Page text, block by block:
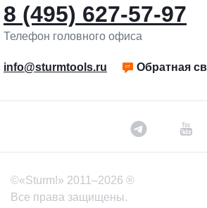
8 (495) 627-57-97
Телефон головного офиса
info@sturmtools.ru Обратная
©«Sturm!» 2011–2026 ®
Все права защищены.